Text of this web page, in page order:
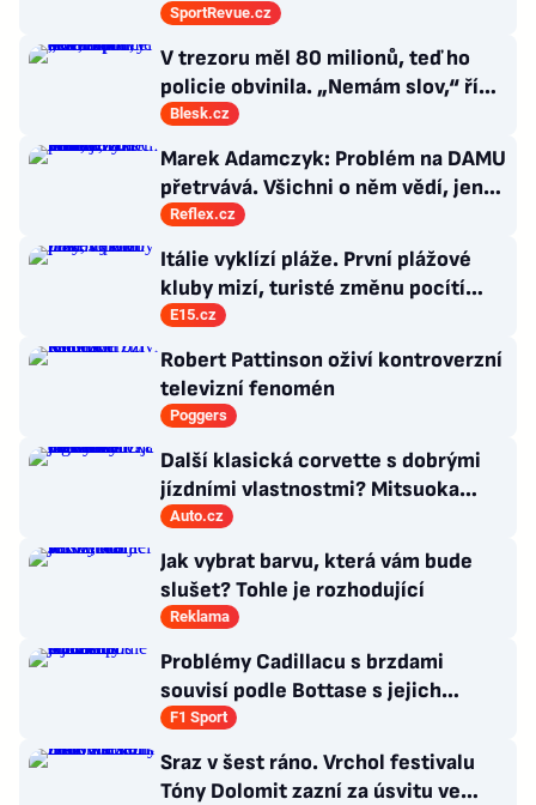
Nepadla v ní ani rána
SportRevue.cz
V trezoru měl 80 milionů, teď ho
policie obvinila. „Nemám slov,“ říká
exšéf Správy železnic
Blesk.cz
Marek Adamczyk: Problém na DAMU
přetrvává. Všichni o něm vědí, jen
moc nevědí, co s ním
Reflex.cz
Itálie vyklízí pláže. První plážové
kluby mizí, turisté změnu pocítí
brzy
E15.cz
Robert Pattinson oživí kontroverzní
televizní fenomén
Poggers
Další klasická corvette s dobrými
jízdními vlastnostmi? Mitsuoka
znovu využije legendární MX-5
Auto.cz
Jak vybrat barvu, která vám bude
slušet? Tohle je rozhodující
Reklama
Problémy Cadillacu s brzdami
souvisí podle Bottase s jejich
chlazením
F1 Sport
Sraz v šest ráno. Vrchol festivalu
Tóny Dolomit zazní za úsvitu ve